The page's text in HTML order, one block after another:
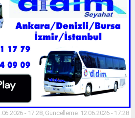
- 17:28, Güncelleme: 12.06.2026 - 17:28